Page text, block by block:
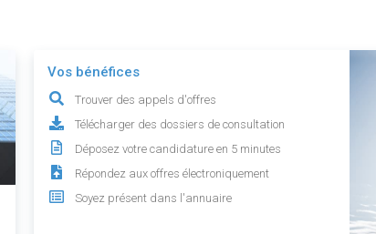
Vos bénéfices
Trouver des appels d'offres
Télécharger des dossiers de consultation
Déposez votre candidature en 5 minutes
Répondez aux offres électroniquement
Soyez présent dans l'annuaire